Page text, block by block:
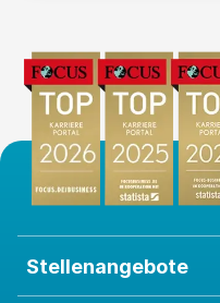
Stellenangebote